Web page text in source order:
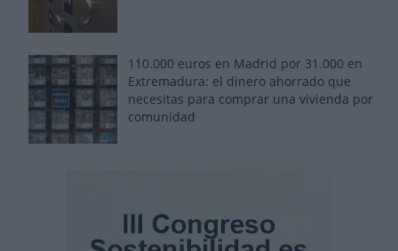
110.000 euros en Madrid por 31.000 en
Extremadura: el dinero ahorrado que
necesitas para comprar una vivienda por
comunidad